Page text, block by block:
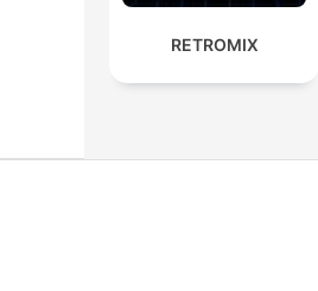
RETROMIX